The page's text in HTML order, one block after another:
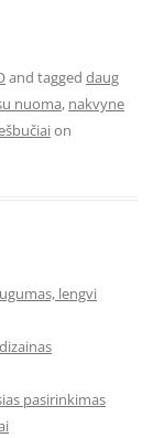
and tagged daug
nuoma, nakvyne
on
lengvi
pasirinkimas